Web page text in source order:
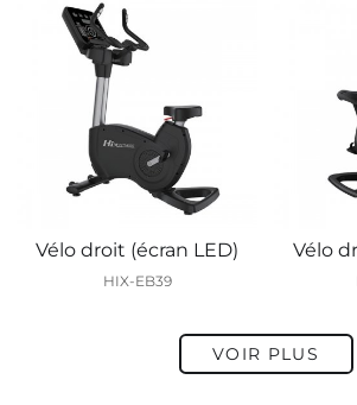
Vélo droit (écran LED)
HIX-EB39
Vélo
VOIR PLUS